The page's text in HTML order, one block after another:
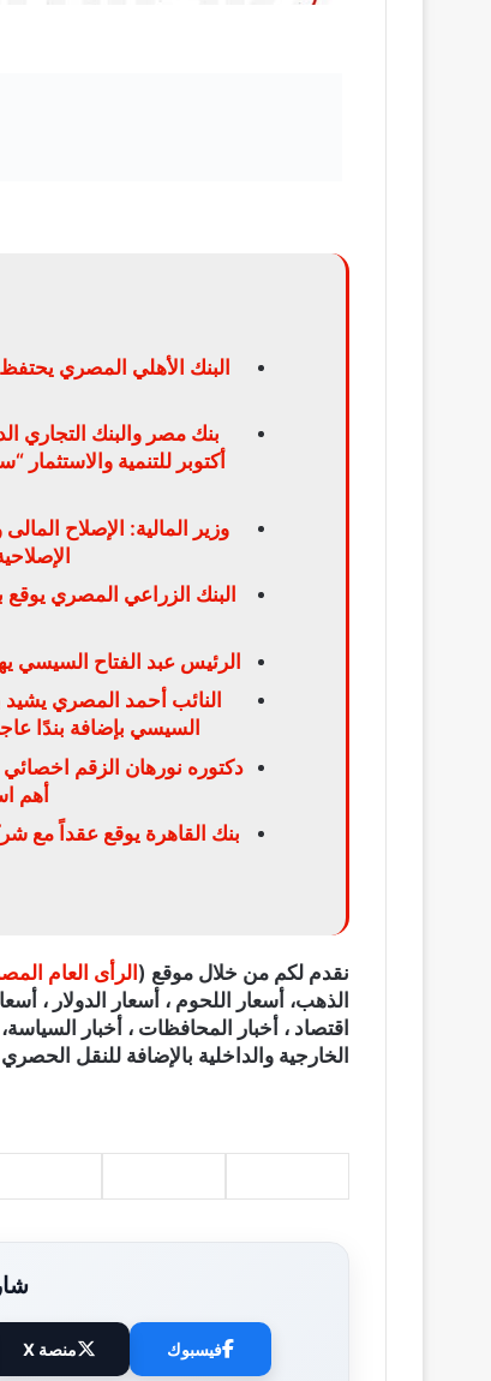
البنك الأهلي المصري
بنك مصر والبنك التجاري
وزير المالية: الإصلاح
الرئيس عبد الفتاح السيسي
النائب أحمد المصري
السيسي بإضافة بندًا
دكتوره نورهان الزقم
أهم
بنك القاهرة يوقع عقداً مع
نقدم لكم من خلال موقع ( الرأى العام
الذهب، أسعار اللحوم ، أسعار الدولار ،
اقتصاد ، أخبار المحافظات ، أخبار
الخارجية والداخلية بالإضافة للنقل
فيسبوك منصة X